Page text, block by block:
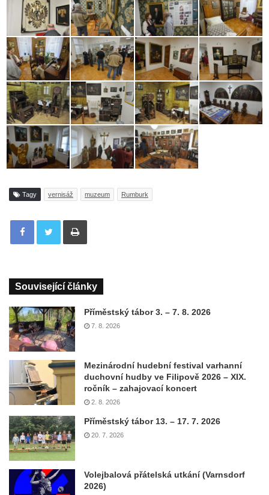
Tagy vernisáž muzeum Rumburk
Tisknout
Související články
Příměstský tábor 3. – 7. 8. 2026
7. 8. 2026
Mezinárodní hudební festival varhanní
duchovní hudby ve Filipově 2026 – XIX.
ročník – zahajovací koncert
2. 8. 2026
Příměstský tábor 13. – 17. 7. 2026
20. 7. 2026
Volejbalová přátelská utkání (Varnsdorf
2026)